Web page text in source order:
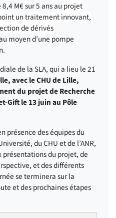
M€ sur 5 ans au projet
un traitement innovant,
de dérivés
moyen d’une pompe
de la SLA, qui a lieu le 21
avec le CHU de Lille,
du projet de Recherche
Gift le 13 juin au Pôle
présence des équipes du
du CHU et de l’ANR,
du projet, de
et des différents
se terminera sur la
et des prochaines étapes